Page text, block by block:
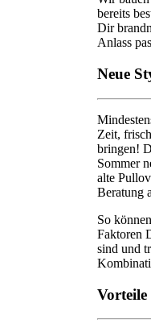
bereits
Dir
Anlass
Neue
Zeit,
bringen!
Sommer
alte
Beratung
So
Faktoren
sind und
Vorteile